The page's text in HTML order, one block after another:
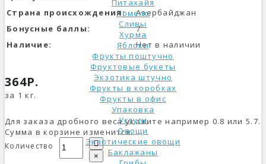
Питахайя
Помело
Сливы
Хурма
Яблоки
Фрукты поштучно
Фруктовые букеты
Экзотика штучно
Фрукты в коробках
Фрукты в офис
Упаковка
Услуги
Овощи
Экзотические овощи
Баклажаны
Страна происхождения:
Азербайджан
Бонусные баллы:
7
Наличие:
Нет в наличии
364Р.
за 1 кг.
Для заказа дробного веса укажите например 0.8 или 5.7.
Сумма в корзине изменится.
Количество
×